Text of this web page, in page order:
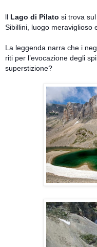
ll Lago di Pilato si trova
Sibillini, luogo meraviglioso
La leggenda narra che i
riti per l’evocazione degli
superstizione?